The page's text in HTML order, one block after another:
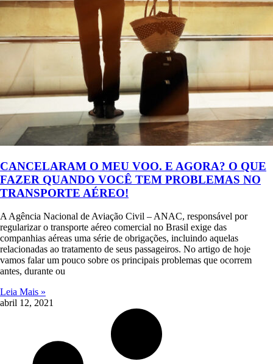
CANCELARAM O MEU VOO. E AGORA? O QUE
FAZER QUANDO VOCÊ TEM PROBLEMAS NO
TRANSPORTE AÉREO!
A Agência Nacional de Aviação Civil – ANAC, responsável por
regularizar o transporte aéreo comercial no Brasil exige das
companhias aéreas uma série de obrigações, incluindo aquelas
relacionadas ao tratamento de seus passageiros. No artigo de hoje
vamos falar um pouco sobre os principais problemas que ocorrem
antes, durante ou
Leia Mais »
abril 12, 2021